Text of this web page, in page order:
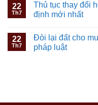
22
Th7
Thủ tục thay đổi
định mới nhất
22
Th7
Đòi lại đất cho
pháp luật